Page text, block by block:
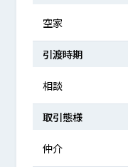
空家
引渡時期
相談
取引態様
仲介